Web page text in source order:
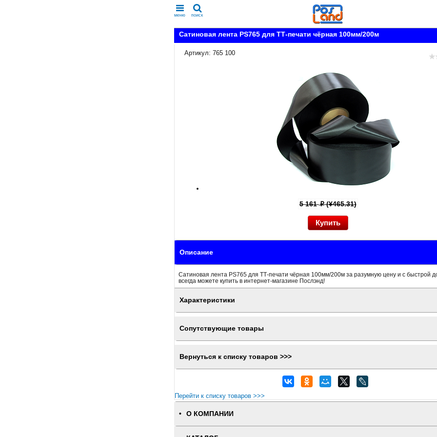
меню поиск
Сатиновая лента PS765 для ТТ-печати чёрная 100мм/200м
Артикул: 765 100
5 161p(¥465.31)
Описание
Сатиновая лента PS765 для ТТ-печати чёрная 100мм/200м за разумную цену и с быстрой
всегда можете купить в интернет-магазине Послэнд!
Характеристики
Сопутствующие товары
Вернуться к списку товаров >>>
Перейти к списку товаров >>>
О КОМПАНИИ